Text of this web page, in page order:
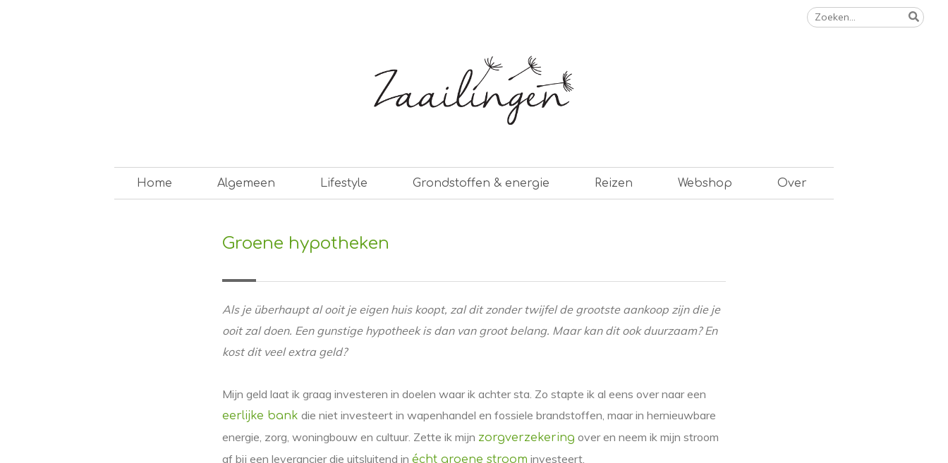
Zoeken
naar:
Home Algemeen Lifestyle Grondstoffen & energie Reizen Webshop Over
Groene hypotheken
Als je überhaupt al ooit je eigen huis koopt, zal dit zonder twijfel de grootste aankoop zijn die je
ooit zal doen. Een gunstige hypotheek is dan van groot belang. Maar kan dit ook duurzaam? En
kost dit veel extra geld?
Mijn geld laat ik graag investeren in doelen waar ik achter sta. Zo stapte ik al eens over naar een
eerlijke bank die niet investeert in wapenhandel en fossiele brandstoffen, maar in hernieuwbare
energie, zorg, woningbouw en cultuur. Zette ik mijn zorgverzekering over en neem ik mijn stroom
af bij een leverancier die uitsluitend in écht groene stroom investeert.